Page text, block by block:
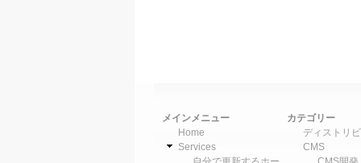
メインメニュー
Home
Services
カテゴリー
ディストリ
CMS